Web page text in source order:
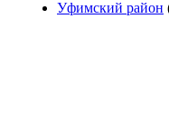
Уфимский район